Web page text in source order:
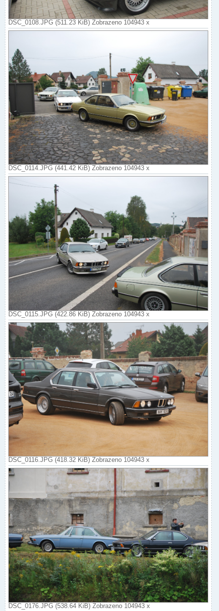
DSC_0108.JPG (511.23 KiB) Zobrazeno 104943 x
DSC_0114.JPG (441.42 KiB) Zobrazeno 104943 x
DSC_0115.JPG (422.86 KiB) Zobrazeno 104943 x
DSC_0116.JPG (418.32 KiB) Zobrazeno 104943 x
DSC_0176.JPG (538.64 KiB) Zobrazeno 104943 x